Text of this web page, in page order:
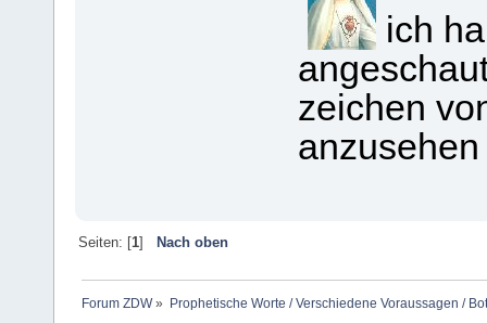
ich
zeichen
Seiten: [1] Nach oben
Forum ZDW» Prophetische Worte / Verschiedene Voraussagen /